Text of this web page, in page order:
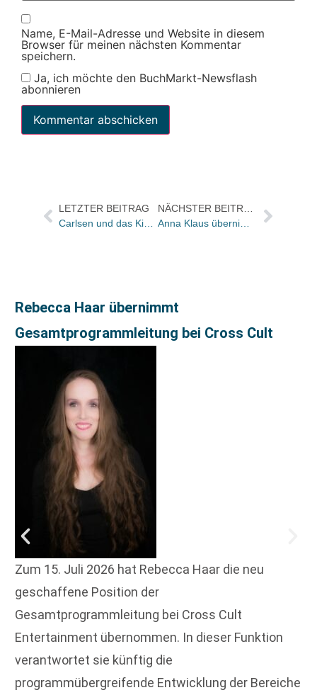
Name, E-Mail-Adresse und Website in diesem
Browser für meinen nächsten Kommentar
speichern.
Ja, ich möchte den BuchMarkt-Newsflash
abonnieren
LETZTER BEITRAG
Carlsen und das Kinder-Nachrichten-Magazin „Dein SPIEGEL“ kooperieren
NÄCHSTER BEITRAG
Anna Klaus übernimmt Pressearbeit für Picus Verlag
Rebecca Haar übernimmt
Gesamtprogrammleitung bei Cross Cult
Zum 15. Juli 2026 hat Rebecca Haar die neu
geschaffene Position der
Gesamtprogrammleitung bei Cross Cult
Entertainment übernommen. In dieser Funktion
verantwortet sie künftig die
programmübergreifende Entwicklung der Bereiche